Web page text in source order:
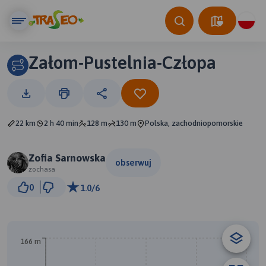
Załom-Pustelnia-Człopa
22 km 2 h 40 min 128 m 130 m Polska, zachodniopomorskie
Zofia Sarnowska
zochasa
obserwuj
0 1.0/6
166 m